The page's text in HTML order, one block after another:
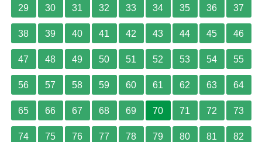
29 30 31 32 33 34 35 36 37
38 39 40 41 42 43 44 45 46
47 48 49 50 51 52 53 54 55
56 57 58 59 60 61 62 63 64
65 66 67 68 69 70 71 72 73
74 75 76 77 78 79 80 81 82